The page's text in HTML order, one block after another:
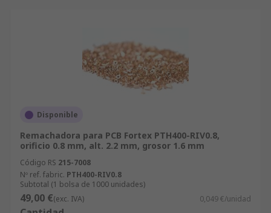
Disponible
Remachadora para PCB Fortex PTH400-RIV0.8,
orificio 0.8 mm, alt. 2.2 mm, grosor 1.6 mm
Código RS 215-7008
Nº ref. fabric. PTH400-RIV0.8
Subtotal (1 bolsa de 1000 unidades)
49,00 €(exc. IVA) 0,049 €/unidad